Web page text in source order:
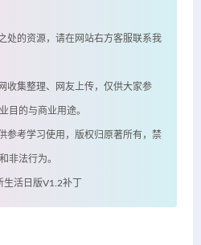
处的资源，请在网站右方客服联系我
收集整理、网友上传，仅供大家参
目的与商业用途。
参考学习使用，版权归原著所有，禁
非法行为。
活日版V1.2补丁